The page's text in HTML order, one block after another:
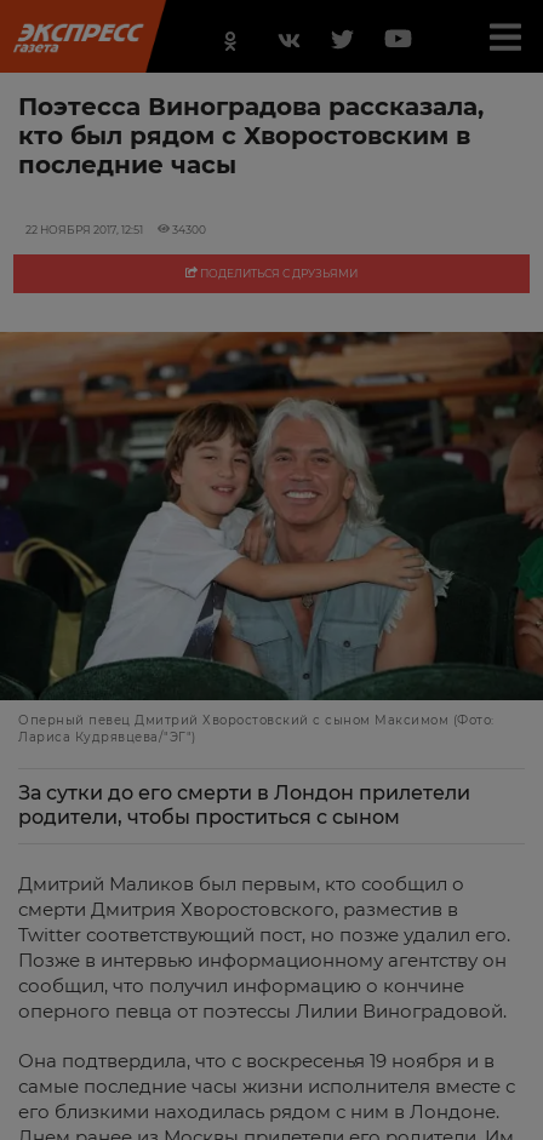
Поэтесса Виноградова рассказала,
кто был рядом с Хворостовским в
последние часы
22 НОЯБРЯ 2017, 12:51 34300
ПОДЕЛИТЬСЯ С ДРУЗЬЯМИ
Оперный певец Дмитрий Хворостовский с сыном Максимом (Фото:
Лариса Кудрявцева/"ЭГ")
За сутки до его смерти в Лондон прилетели
родители, чтобы проститься с сыном
Дмитрий Маликов был первым, кто сообщил о
смерти Дмитрия Хворостовского, разместив в
Twitter соответствующий пост, но позже удалил его.
Позже в интервью информационному агентству он
сообщил, что получил информацию о кончине
оперного певца от поэтессы Лилии Виноградовой.
Она подтвердила, что с воскресенья 19 ноября и в
самые последние часы жизни исполнителя вместе с
его близкими находилась рядом с ним в Лондоне.